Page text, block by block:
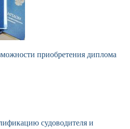
приобретения диплома
судоводителя и